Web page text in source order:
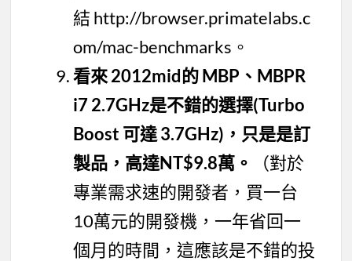
結 http://browser.primatelabs.c
om/mac-benchmarks。
看來 2012mid的 MBP、MBPR
i7 2.7GHz是不錯的選擇(Turbo
Boost 可達 3.7GHz)，只是是訂
製品，高達NT$9.8萬。
（對於
專業需求速的開發者，買一台
10萬元的開發機，一年省回一
個月的時間，這應該是不錯的投